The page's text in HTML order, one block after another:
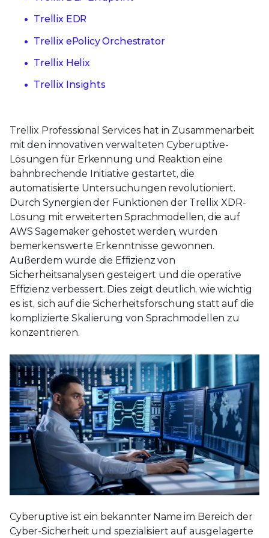
Trellix EDR
Trellix ePolicy Orchestrator
Trellix Helix
Trellix Insights
Trellix Professional Services hat in Zusammenarbeit
mit den innovativen verwalteten Cyberuptive-
Lösungen für Erkennung und Reaktion eine
bahnbrechende Initiative gestartet, die
automatisierte Untersuchungen revolutioniert.
Durch Synergien der Funktionen der Trellix XDR-
Lösung mit erweiterten Sprachmodellen, die auf
AWS Sagemaker gehostet werden, wurden
bemerkenswerte Erkenntnisse gewonnen.
Außerdem wurde die Effizienz von
Sicherheitsanalysen gesteigert und die operative
Effizienz verbessert. Dies zeigt deutlich, wie wichtig
es ist, sich auf die Sicherheitsforschung statt auf die
komplizierte Skalierung von Sprachmodellen zu
konzentrieren.
Cyberuptive ist ein bekannter Name im Bereich der
Cyber-Sicherheit und spezialisiert auf ausgelagerte